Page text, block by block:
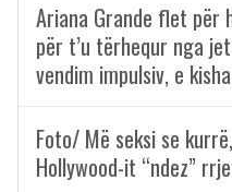
Ariana Grande flet për
për t’u tërhequr nga
vendim impulsiv, e
Foto/ Më seksi se
Hollywood-it “ndez”